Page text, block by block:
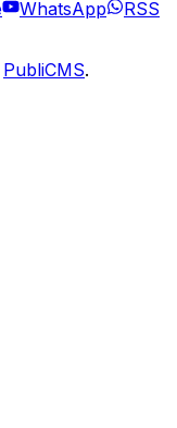
WhatsApp RSS
PubliCMS.